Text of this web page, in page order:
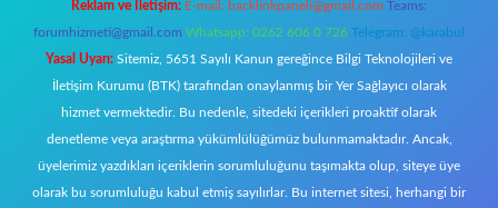
Reklam ve İletişim: E-mail: backlinkpaneli@gmail.com Teams:
forumhizmeti@gmail.com Whatsapp: 0262 606 0 726 Telegram: @karabul
Yasal Uyarı: Sitemiz, 5651 Sayılı Kanun gereğince Bilgi Teknolojileri ve
İletişim Kurumu (BTK) tarafından onaylanmış bir Yer Sağlayıcı olarak
hizmet vermektedir. Bu nedenle, sitedeki içerikleri proaktif olarak
denetleme veya araştırma yükümlülüğümüz bulunmamaktadır. Ancak,
üyelerimiz yazdıkları içeriklerin sorumluluğunu taşımakta olup, siteye üye
olarak bu sorumluluğu kabul etmiş sayılırlar. Bu internet sitesi, herhangi bir